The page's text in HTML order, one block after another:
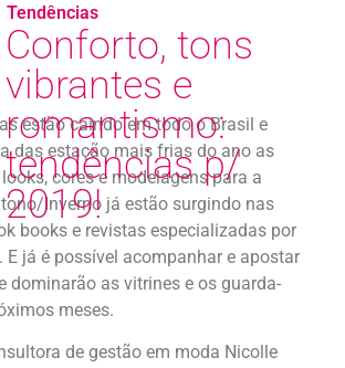
Tendências
Conforto, tons
vibrantes e
romantismo:
tendências p/
2019!
estão caindo em todo o Brasil e
das estação mais frias do ano as
cores e modelagens para a
Inverno já estão surgindo nas
books e revistas especializadas por
E já é possível acompanhar e apostar
dominarão as vitrines e os guarda-
meses.
de gestão em moda Nicolle